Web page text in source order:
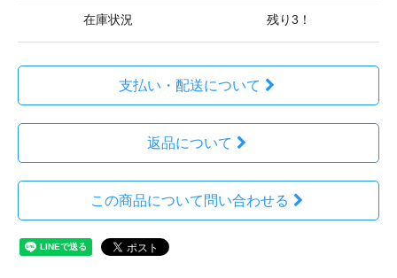
在庫状況 残り3！
支払い・配送について
返品について
この商品について問い合わせる